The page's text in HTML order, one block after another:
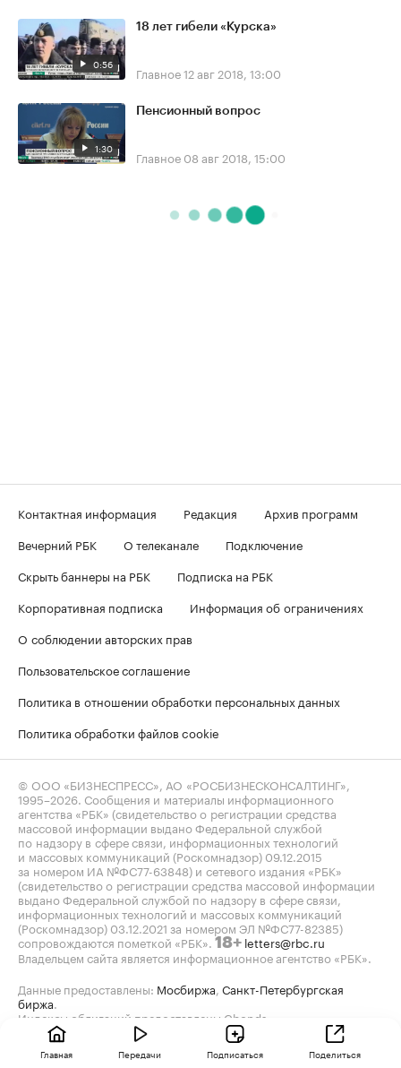
0:56
18 лет гибели «Курска»
Главное12 авг 2018, 13:00
1:30
Пенсионный вопрос
Главное 08 авг 2018, 15:00
Контактная информация Редакция
Архив программ
Вечерний РБК
О телеканале
Подключение
Скрыть баннеры на РБК
Подписка на РБК
Корпоративная подписка
Информация об ограничениях
О соблюдении авторских прав
Пользовательское соглашение
Политика в отношении обработки персональных данных
Политика обработки файлов cookie
© ООО «БИЗНЕСПРЕСС», АО «РОСБИЗНЕСКОНСАЛТИНГ»,
1995–2026 . Сообщения и материалы информационного
агентства «РБК» (свидетельство о регистрации средства
массовой информации выдано Федеральной службой
по надзору в сфере связи, информационных технологий
и массовых коммуникаций (Роскомнадзор) 09.12.2015
за номером ИА №ФС77-63848) и сетевого издания «РБК»
(свидетельство о регистрации средства массовой информации
выдано Федеральной службой по надзору в сфере связи,
информационных технологий и массовых коммуникаций
(Роскомнадзор) 03.12.2021 за номером ЭЛ №ФС77-82385)
сопровождаются пометкой «РБК». 18+ letters@rbc.ru
Владельцем сайта является информационное агентство «РБК».
Данные предоставлены: Мосбиржа Санкт-Петербургская
биржа
Индексы облигаций предоставлены Cbonds.
Главная Передачи Подписаться Поделиться